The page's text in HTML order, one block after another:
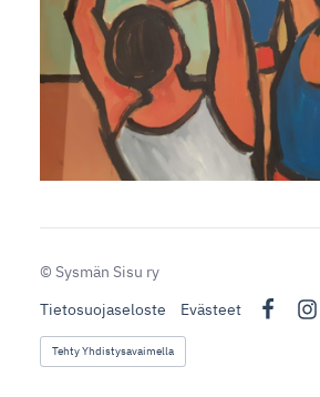
© Sysmän Sisu ry
Tietosuojaseloste
Evästeet
Tehty Yhdistysavaimella